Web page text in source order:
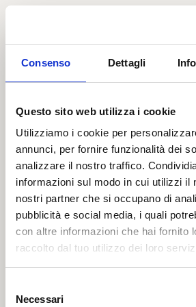
Consenso Dettagli
Questo sito web utilizza i cookie
Utilizziamo i cookie per
annunci, per fornire funzionalità dei
analizzare il nostro traffico.
informazioni sul modo in cui utilizzi il
nostri partner che si occupano di
pubblicità e social media, i quali
con altre informazioni che hai fornito
raccolto dal tuo utilizzo dei loro
delNecessari
404